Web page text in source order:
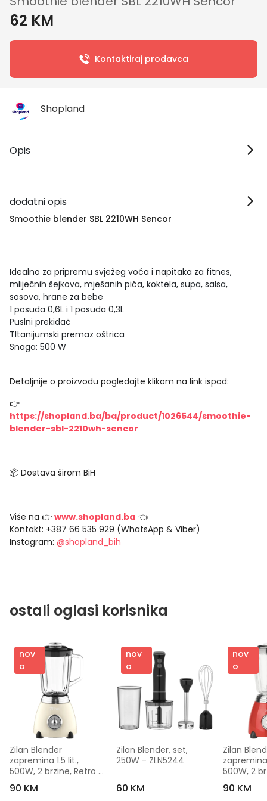
62 KM
Kontaktiraj prodavca
Shopland
Opis
dodatni opis
Smoothie blender SBL 2210WH Sencor
Idealno za pripremu svježeg voća i napitaka za fitnes,
mliječnih šejkova, mješanih pića, koktela, supa, salsa,
sosova, hrane za bebe
1 posuda 0,6L i 1 posuda 0,3L
Puslni prekidač
TItanijumski premaz oštrica
Snaga: 500 W
Detaljnije o proizvodu pogledajte klikom na link ispod:
👉
https://shopland.ba/ba/product/1026544/smoothie-
blender-sbl-2210wh-sencor
📦 Dostava širom BiH
Više na 👉 www.shopland.ba 👈
Kontakt: +387 66 535 929 (WhatsApp & Viber)
Instagram: @shopland_bih
ostali oglasi korisnika
nov
o
Zilan Blender
zapremina 1.5 lit.,
500W, 2 brzine, Retro -
ZLN1207
90 KM
nov
o
Zilan Blender, set,
250W - ZLN5244
60 KM
nov
o
Zilan
zapremina
500W, 2
ZLN7057
90 KM